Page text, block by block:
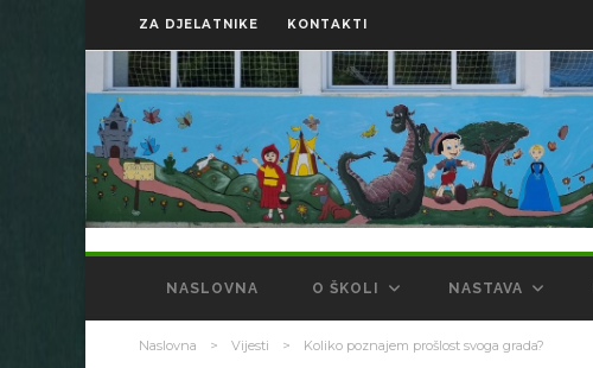
ZA DJELATNIKE KONTAKTI
NASLOVNA O ŠKOLI NASTAVA
Naslovna > Vijesti > Koliko poznajem prošlost svoga grada?